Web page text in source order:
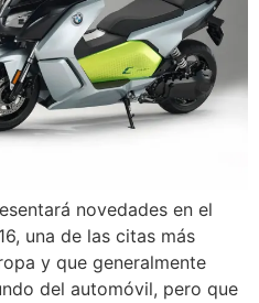
novedades en el
una de las citas más
y que generalmente
del automóvil, pero que